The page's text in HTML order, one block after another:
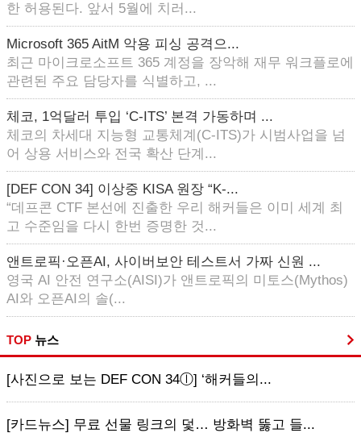
한 허용된다. 앞서 5월에 치러...
Microsoft 365 AitM 악용 피싱 공격으...
최근 마이크로소프트 365 계정을 장악해 재무 워크플로에
관련된 주요 담당자를 식별하고, ...
체코, 1억달러 투입 ‘C-ITS’ 본격 가동하며 ...
체코의 차세대 지능형 교통체계(C-ITS)가 시범사업을 넘
어 상용 서비스와 전국 확산 단계...
[DEF CON 34] 이상중 KISA 원장 “K-...
“데프콘 CTF 본선에 진출한 우리 해커들은 이미 세계 최
고 수준임을 다시 한번 증명한 것...
앤트로픽·오픈AI, 사이버보안 테스트서 가짜 신원 ...
영국 AI 안전 연구소(AISI)가 앤트로픽의 미토스(Mythos)
AI와 오픈AI의 솔(...
TOP 뉴스
[사진으로 보는 DEF CON 34ⓛ] ‘해커들의...
[카드뉴스] 무료 선물 링크의 덫… 방화벽 뚫고 들...